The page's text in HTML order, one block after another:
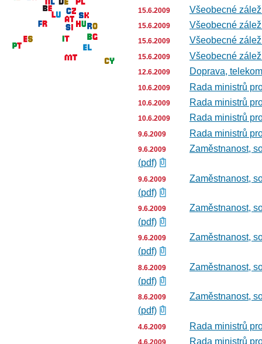
15.6.2009 Všeobecné
15.6.2009 Všeobecné
15.6.2009 Všeobecné
15.6.2009 Všeobecné
12.6.2009 Doprava,
10.6.2009 Rada ministrů
10.6.2009 Rada ministrů
10.6.2009 Rada ministrů
9.6.2009 Rada ministrů
9.6.2009
Zaměstnanost,
(pdf)
9.6.2009
Zaměstnanost,
(pdf)
9.6.2009
Zaměstnanost,
(pdf)
9.6.2009
Zaměstnanost,
(pdf)
8.6.2009
Zaměstnanost,
(pdf)
8.6.2009
Zaměstnanost,
(pdf)
4.6.2009 Rada ministrů
4.6.2009 Rada ministrů